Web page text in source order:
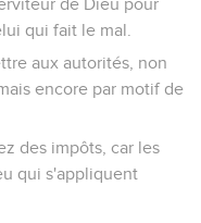
qui lui plaisait, mais,
qui t'insultent sont
été pour notre
et par le réconfort
l'espérance.
réconfort vous donne